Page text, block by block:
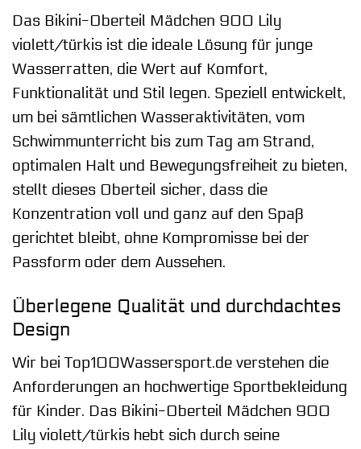
Das Bikini-Oberteil Mädchen 900 Lily
violett/türkis ist die ideale Lösung für junge
Wasserratten, die Wert auf Komfort,
Funktionalität und Stil legen. Speziell entwickelt,
um bei sämtlichen Wasseraktivitäten, vom
Schwimmunterricht bis zum Tag am Strand,
optimalen Halt und Bewegungsfreiheit zu bieten,
stellt dieses Oberteil sicher, dass die
Konzentration voll und ganz auf den Spaß
gerichtet bleibt, ohne Kompromisse bei der
Passform oder dem Aussehen.
Überlegene Qualität und durchdachtes
Design
Wir bei Top100Wassersport.de verstehen die
Anforderungen an hochwertige Sportbekleidung
für Kinder. Das Bikini-Oberteil Mädchen 900
Lily violett/türkis hebt sich durch seine